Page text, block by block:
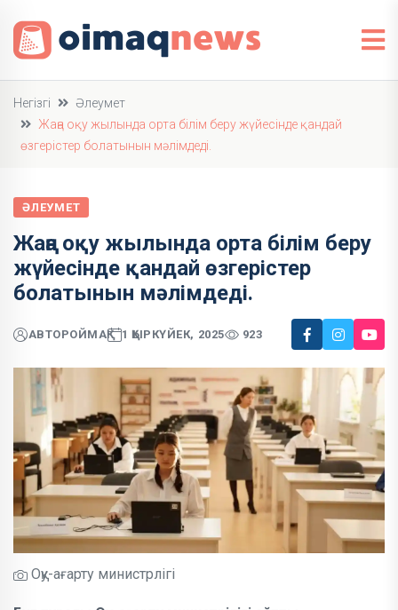
Негізгі
Әлеумет
Жаңа оқу жылында орта білім беру жүйесінде қандай
өзгерістер болатынын мәлімдеді.
ӘЛЕУМЕТ
Жаңа оқу жылында орта білім беру
жүйесінде қандай өзгерістер
болатынын мәлімдеді.
АВТОРОЙМАҚ 1 ҚЫРКҮЙЕК, 2025 923
Оқу-ағарту министрлігі